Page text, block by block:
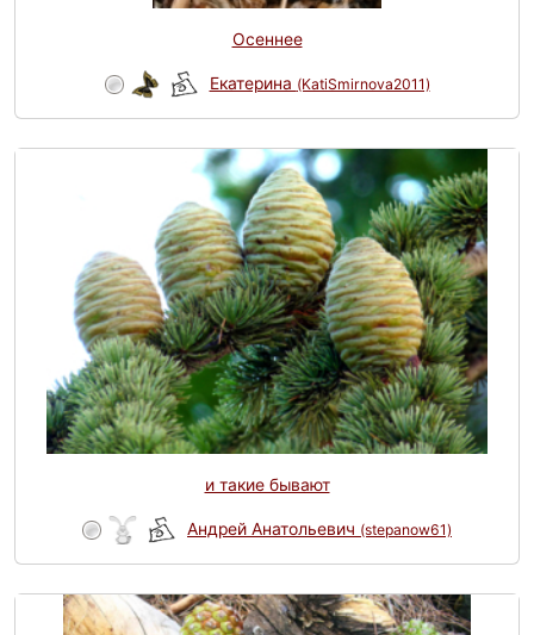
Осеннее
Eкатерина (KatiSmirnova2011)
и такие бывают
Андрей Анатольевич (stepanow61)